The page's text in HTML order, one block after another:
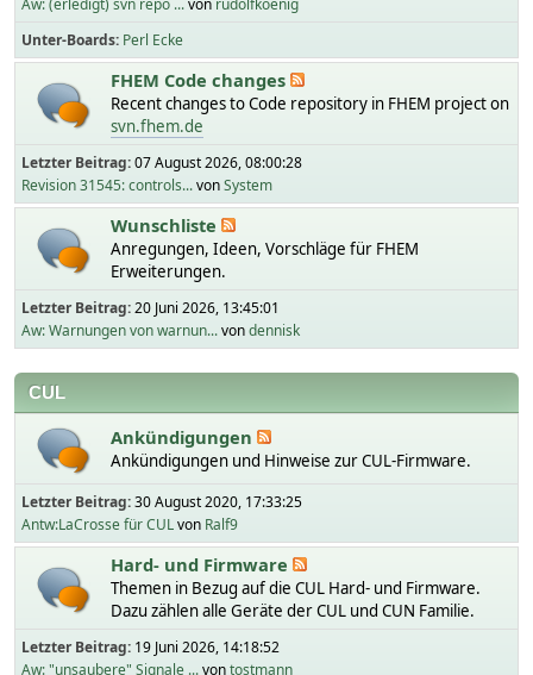
Aw: (erledigt) svn repo ...von rudolfkoenig
Unter-Boards Perl Ecke
FHEM Code changes
Recent changes to Code repository in FHEM project on
svn.fhem.de
Letzter Beitrag:07 August 2026, 08:00:28
Revision 31545: controls...vonSystem
Wunschliste
Anregungen, Ideen, Vorschläge für FHEM
Erweiterungen.
Letzter Beitrag:20 Juni 2026, 13:45:01
Aw: Warnungen von warnun...vondennisk
CUL
Ankündigungen
Ankündigungen und Hinweise zur CUL-Firmware.
Letzter Beitrag:30 August 2020, 17:33:25
Antw:LaCrosse für CULvon Ralf9
Hard- und Firmware
Themen in Bezug auf die CUL Hard- und Firmware.
Dazu zählen alle Geräte der CUL und CUN Familie.
Letzter Beitrag: 19 Juni 2026, 14:18:52
Aw: "unsaubere" Signale ...vontostmann